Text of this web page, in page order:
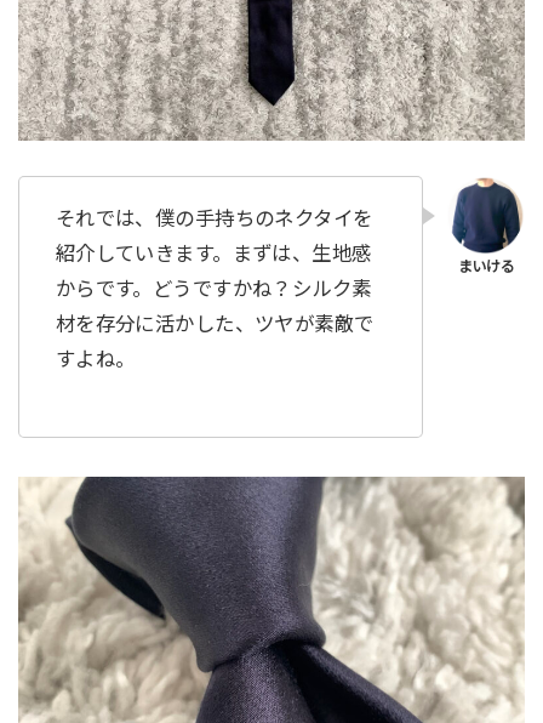
それでは、僕の手持ちのネクタイを
紹介していきます。まずは、生地感
からです。どうですかね？シルク素
材を存分に活かした、ツヤが素敵で
すよね。